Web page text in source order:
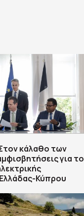
κάλαθο των
για το
Κύπρου